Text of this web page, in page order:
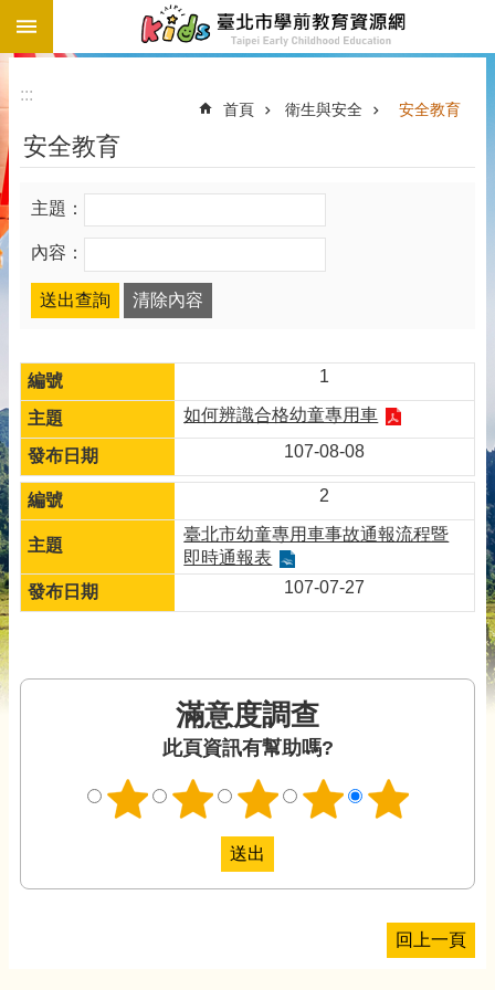
跳到主要內容區塊
:::
首頁 衛生與安全 安全教育
安全教育
主題：
內容：
1
如何辨識合格幼童專用車
107-08-08
2
臺北市幼童專用車事故通報流程暨
即時通報表
107-07-27
滿意度調查
此頁資訊有幫助嗎?
回上一頁